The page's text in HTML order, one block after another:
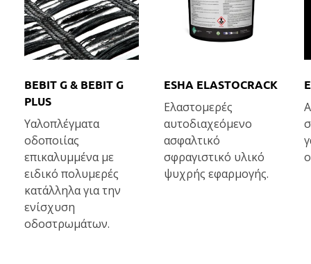
BEBIT G & BEBIT G
PLUS
Υαλοπλέγματα
οδοποιίας
επικαλυμμένα με
ειδικό πολυμερές
κατάλληλα για την
ενίσχυση
οδοστρωμάτων.
ESHA ELASTOCRACK
Ελαστομερές
αυτοδιαχεόμενο
ασφαλτικό
σφραγιστικό υλικό
ψυχρής εφαρμογής.